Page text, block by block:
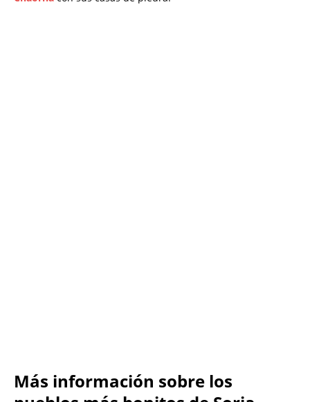
Más información sobre los